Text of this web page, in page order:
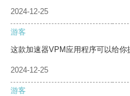
2024-12-25
游客
这款加速器VPM应用程序可以给你
2024-12-25
游客